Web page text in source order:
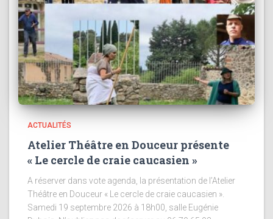
ACTUALITÉS
Atelier Théâtre en Douceur présente
« Le cercle de craie caucasien »
A réserver dans vote agenda, la présentation de l’Atelier
Théâtre en Douceur « Le cercle de craie caucasien ».
Samedi 19 septembre 2026 à 18h00, salle Eugénie